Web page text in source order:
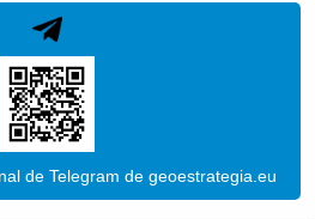
de Telegram de geoestrategia.eu